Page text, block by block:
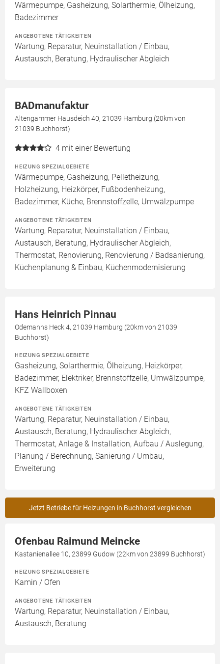
Wärmepumpe, Gasheizung, Solarthermie, Ölheizung,
Badezimmer
ANGEBOTENE TÄTIGKEITEN
Wartung, Reparatur, Neuinstallation / Einbau,
Austausch, Beratung, Hydraulischer Abgleich
BADmanufaktur
Altengammer Hausdeich 40, 21039 Hamburg (20km von
21039 Buchhorst)
4 mit einer Bewertung
HEIZUNG SPEZIALGEBIETE
Wärmepumpe, Gasheizung, Pelletheizung,
Holzheizung, Heizkörper, Fußbodenheizung,
Badezimmer, Küche, Brennstoffzelle, Umwälzpumpe
ANGEBOTENE TÄTIGKEITEN
Wartung, Reparatur, Neuinstallation / Einbau,
Austausch, Beratung, Hydraulischer Abgleich,
Thermostat, Renovierung, Renovierung / Badsanierung,
Küchenplanung & Einbau, Küchenmodernisierung
Hans Heinrich Pinnau
Odemanns Heck 4, 21039 Hamburg (20km von 21039
Buchhorst)
HEIZUNG SPEZIALGEBIETE
Gasheizung, Solarthermie, Ölheizung, Heizkörper,
Badezimmer, Elektriker, Brennstoffzelle, Umwälzpumpe,
KFZ Wallboxen
ANGEBOTENE TÄTIGKEITEN
Wartung, Reparatur, Neuinstallation / Einbau,
Austausch, Beratung, Hydraulischer Abgleich,
Thermostat, Anlage & Installation, Aufbau / Auslegung,
Planung / Berechnung, Sanierung / Umbau,
Erweiterung
Jetzt Betriebe für Heizungen in Buchhorst vergleichen
Ofenbau Raimund Meincke
Kastanienallee 10, 23899 Gudow (22km von 23899 Buchhorst)
HEIZUNG SPEZIALGEBIETE
Kamin / Ofen
ANGEBOTENE TÄTIGKEITEN
Wartung, Reparatur, Neuinstallation / Einbau,
Austausch, Beratung